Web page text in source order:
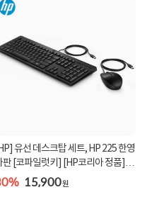
[HP] 유선 데스크탑 세트, HP 225 한영
판 [코파일럿키] [HP코리아 정품]
랙] [키...15,900원